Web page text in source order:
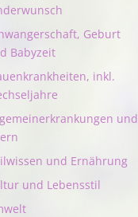
Geburt
Babyzeit
inkl.
und
und Ernährung
und Lebensstil